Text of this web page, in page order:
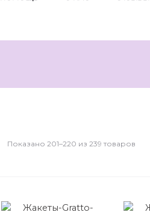
Показано 201–220 из 239 товаров